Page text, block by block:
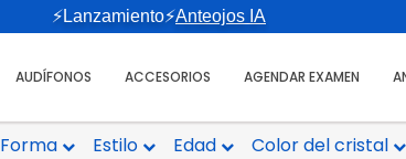
⚡Lanzamiento⚡Anteojos IA
AUDÍFONOS ACCESORIOS AGENDAR EXAMEN
Forma Estilo Edad Color del cristal